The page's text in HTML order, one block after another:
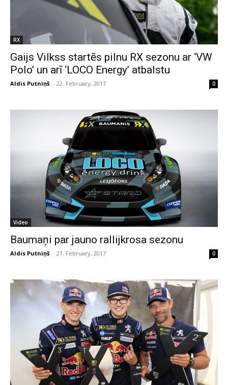
RX
Gaijs Vilkss startēs pilnu RX sezonu ar ‘VW
Polo’ un arī ‘LOCO Energy’ atbalstu
Aldis Putniņš - 22. February, 2017 0
Video
Baumaņi par jauno rallijkrosa sezonu
Aldis Putniņš - 21. February, 2017 0